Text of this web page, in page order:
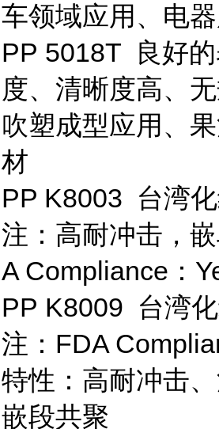
车领域应用、电
PP 5018T 良好
度、清晰度高、无
吹塑成型应用、
材
PP K8003 台湾
注：高耐冲击，
A Compliance：
PP K8009 台湾
注：FDA
特性：高耐冲击、
嵌段共聚